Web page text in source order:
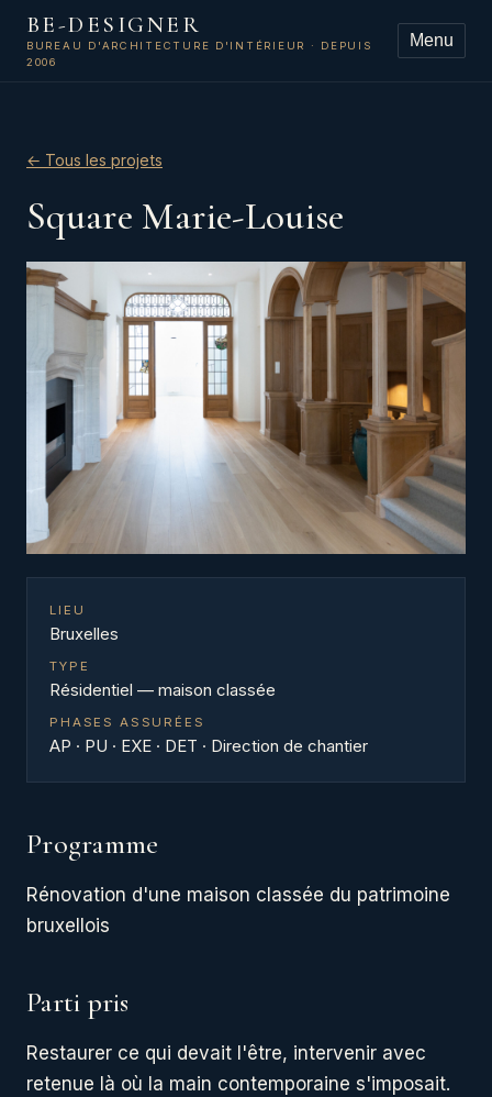
BE-DESIGNER
BUREAU D'ARCHITECTURE D'INTÉRIEUR · DEPUIS
2006
Menu
← Tous les projets
Square Marie-Louise
LIEU
Bruxelles
TYPE
Résidentiel — maison classée
PHASES ASSURÉES
AP · PU · EXE · DET · Direction de chantier
Programme
Rénovation d'une maison classée du patrimoine
bruxellois
Parti pris
Restaurer ce qui devait l'être, intervenir avec
retenue là où la main contemporaine s'imposait.